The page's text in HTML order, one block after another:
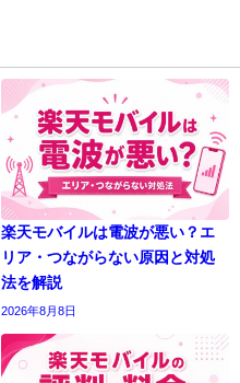
楽天モバイルは電波が悪い？エ
リア・つながらない原因と対処
法を解説
2026年8月8日